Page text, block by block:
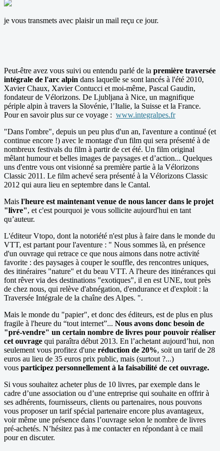
je vous transmets avec plaisir un mail reçu ce jour.
Peut-être avez vous suivi ou entendu parlé de la première traversée
intégrale de l'arc alpin dans laquelle se sont lancés à l'été 2010,
Xavier Chaux, Xavier Contucci et moi-même, Pascal Gaudin,
fondateur de Vélorizons. De Ljubljana à Nice, un magnifique
périple alpin à travers la Slovénie, l’Italie, la Suisse et la France.
Pour en savoir plus sur ce voyage : www.integralpes.fr
"Dans l'ombre", depuis un peu plus d'un an, l'aventure a continué (et
continue encore !) avec le montage d'un film qui sera présenté à de
nombreux festivals du film à partir de cet été. Un film original
mêlant humour et belles images de paysages et d’action... Quelques
uns d'entre vous ont visionné sa première partie à la Vélorizons
Classic 2011. Le film achevé sera présenté à la Vélorizons Classic
2012 qui aura lieu en septembre dans le Cantal.
Mais l'heure est maintenant venue de nous lancer dans le projet
"livre", et c'est pourquoi je vous sollicite aujourd'hui en tant
qu’auteur.
L'éditeur Vtopo, dont la notoriété n'est plus à faire dans le monde du
VTT, est partant pour l'aventure : " Nous sommes là, en présence
d'un ouvrage qui retrace ce que nous aimons dans notre activité
favorite : des paysages à couper le souffle, des rencontres uniques,
des itinéraires "nature" et du beau VTT. A l'heure des itinérances qui
font rêver via des destinations "exotiques", il en est UNE, tout près
de chez nous, qui relève d'abnégation, d'endurance et d'exploit : la
Traversée Intégrale de la chaîne des Alpes. ".
Mais le monde du "papier", et donc des éditeurs, est de plus en plus
fragile à l'heure du “tout internet”... Nous avons donc besoin de
"pré-vendre" un certain nombre de livres pour pouvoir réaliser
cet ouvrage qui paraîtra début 2013. En l’achetant aujourd’hui, non
seulement vous profitez d'une réduction de 20%, soit un tarif de 28
euros au lieu de 35 euros prix public, mais (surtout ?...)
vous participez personnellement à la faisabilité de cet ouvrage.
Si vous souhaitez acheter plus de 10 livres, par exemple dans le
cadre d’une association ou d’une entreprise qui souhaite en offrir à
ses adhérents, fournisseurs, clients ou partenaires, nous pouvons
vous proposer un tarif spécial partenaire encore plus avantageux,
voir même une présence dans l’ouvrage selon le nombre de livres
pré-achetés. N’hésitez pas à me contacter en répondant à ce mail
pour en discuter.